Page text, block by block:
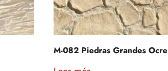
M-082 Piedras Grandes Ocre